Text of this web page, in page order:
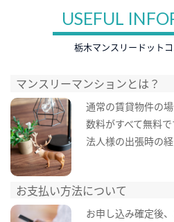
USEFUL
栃木マンスリードット
マンスリーマンションとは？
通常の賃貸物件の
数料がすべて無料で
法人様の出張時の
お支払い方法について
お申し込み確定後